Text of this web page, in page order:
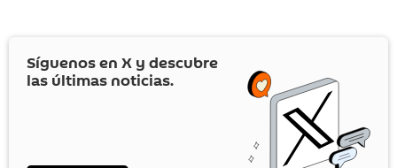
Síguenos en X y descubre
las últimas noticias.